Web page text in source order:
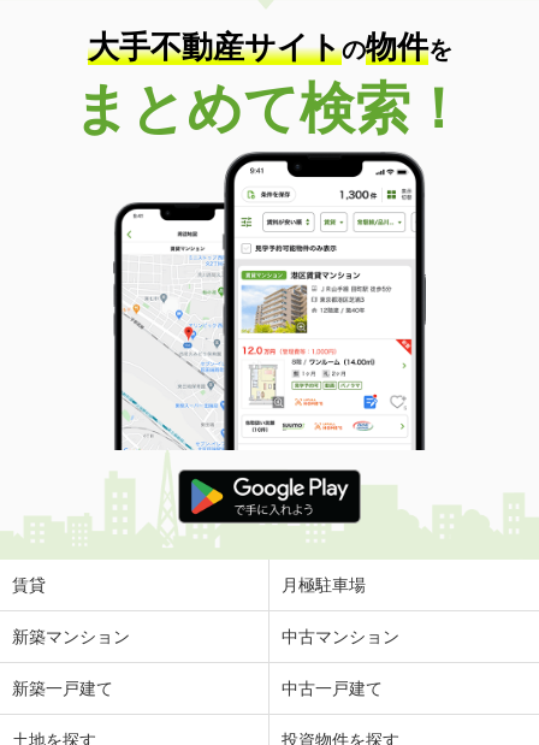
大手不動産サイトの物件を
まとめて検索！
賃貸 月極駐車場
新築マンション 中古マンション
新築一戸建て 中古一戸建て
土地を探す 投資物件を探す